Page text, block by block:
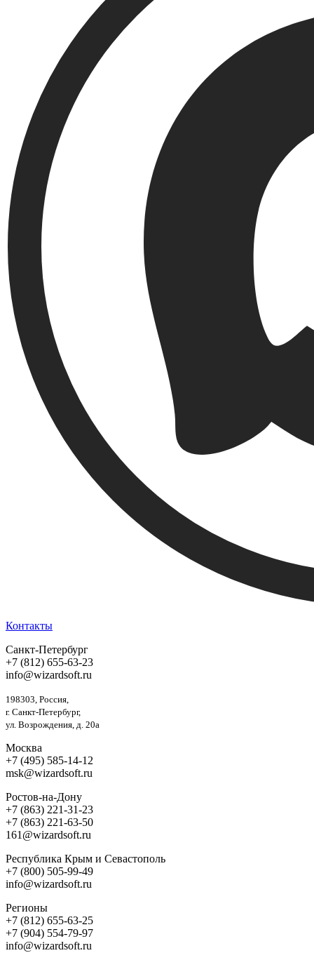
Контакты
Санкт-Петербург
+7 (812) 655-63-23
info@wizardsoft.ru
198303, Россия,
г. Санкт-Петербург,
ул. Возрождения, д. 20а
Москва
+7 (495) 585-14-12
msk@wizardsoft.ru
Ростов-на-Дону
+7 (863) 221-31-23
+7 (863) 221-63-50
161@wizardsoft.ru
Республика Крым и Севастополь
+7 (800) 505-99-49
info@wizardsoft.ru
Регионы
+7 (812) 655-63-25
+7 (904) 554-79-97
info@wizardsoft.ru